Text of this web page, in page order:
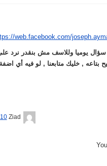
web.facebook.com/
رجاء العلم اننا بيوصلنا حوالي 40 سؤال يوميا وللاسف
, خليك متابعنا , لو فيه أي اضفة
Ziad
asked10 سنوات ago